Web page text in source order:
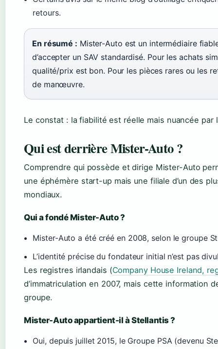
retours.
En résumé : Mister-Auto est un intermédiaire
d’accepter un SAV standardisé. Pour les achats
qualité/prix est bon. Pour les pièces rares ou les
de manœuvre.
Le constat : la fiabilité est réelle mais nuancée
Qui est derrière Mister-Auto ?
Comprendre qui possède et dirige Mister-Auto
une éphémère start-up mais une filiale d’un des
mondiaux.
Qui a fondé Mister-Auto ?
Mister-Auto a été créé en 2008, selon le groupe
L’identité précise du fondateur initial n’est pas
Les registres irlandais (Company House Ireland,
d’immatriculation en 2007, mais cette information
groupe.
Mister-Auto appartient-il à Stellantis ?
Oui, depuis juillet 2015, le Groupe PSA (devenu